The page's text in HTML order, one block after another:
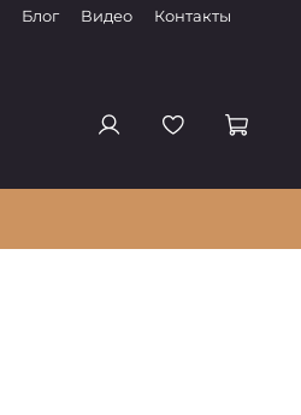
Блог Видео Контакты